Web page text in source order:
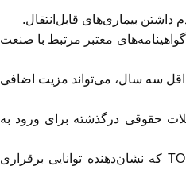
بیماری‌های قابل‌انتقال.
معتبر مرتبط با صنعت
سه سال، می‌تواند مزیت اضافی
حقوقی درگذشته برای ورود به
دانش زبانی: مدرکی از سطح مهارت زبانی مانند IELTS یا TOEFL که نشان‌دهنده توانایی برقراری